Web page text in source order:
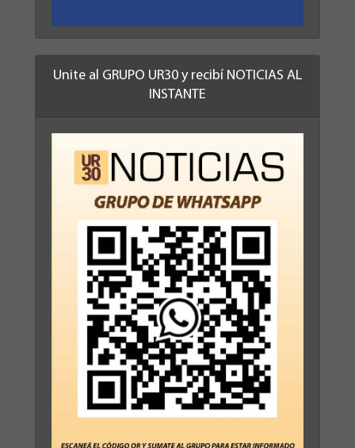
Unite al GRUPO UR30 y recibí NOTICIAS AL
INSTANTE